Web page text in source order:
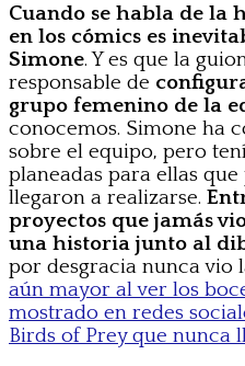
Cuando se habla de la
en los cómics es
Simone. Y es que la
responsable de
grupo femenino de la
conocemos. Simone ha
sobre el equipo, pero
planeadas para ellas
llegaron a realizarse.
proyectos que jamás
una historia junto al
por desgracia nunca vio
aún mayor al ver los
mostrado en redes
Birds of Prey que nunca